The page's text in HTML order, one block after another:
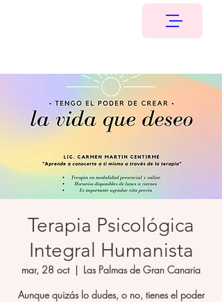
Terapia Psicológica
Integral Humanista
mar, 28 oct
  |
Las Palmas de Gran Canaria
Aunque quizás lo dudes, o no, tienes el poder